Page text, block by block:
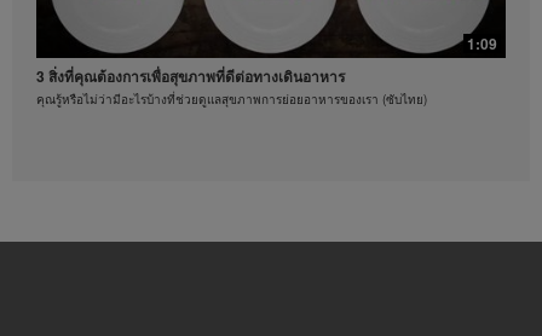
3 วิธีดูแลสุขภาพหัวใจ
1:09
3 สิ่งที่คุณต้องการเพื่อสุขภาพที่ดีต่อทางเดินอาหาร
คุณรู้หรือไม่ว่ามีอะไรบ้างที่ช่วยดูแลสุขภาพการย่อยอาหารของเรา (ซับไทย)